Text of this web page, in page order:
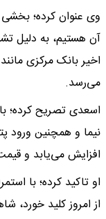
وی عنوان کرده؛
آن هستیم، به دلیل
اخیر بانک مرکزی مانند
می‌رسد.
اسعدی تصریح کرده؛ با
نیما و همچنین ورود
افزایش می‌یابد و
او تاکید کرده؛ با
از امروز کلید خورد،